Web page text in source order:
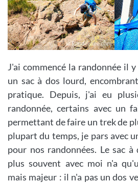
J'ai commencé la randonnée il
un sac à dos lourd,
pratique. Depuis, j'ai eu
randonnée, certains avec un
permettant de faire un trek de
plupart du temps, je pars avec
pour nos randonnées. Le sac
plus souvent avec moi n'a
mais majeur : il n'a pas un dos